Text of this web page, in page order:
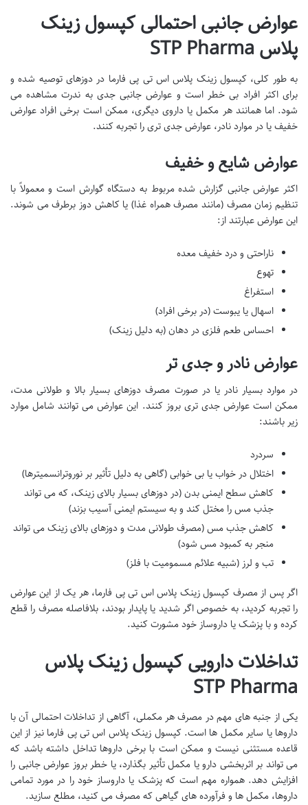
عوارض جانبی احتمالی کپسول زینک
پلاس STP Pharma
به طور کلی، کپسول زینک پلاس اس تی پی فارما در دوزهای توصیه شده و
برای اکثر افراد بی خطر است و عوارض جانبی جدی به ندرت مشاهده می
شود. اما همانند هر مکمل یا داروی دیگری، ممکن است برخی افراد عوارض
خفیف یا در موارد نادر، عوارض جدی تری را تجربه کنند.
عوارض شایع و خفیف
اکثر عوارض جانبی گزارش شده مربوط به دستگاه گوارش است و معمولاً با
تنظیم زمان مصرف (مانند مصرف همراه غذا) یا کاهش دوز برطرف می شوند.
این عوارض عبارتند از:
ناراحتی و درد خفیف معده
تهوع
استفراغ
اسهال یا یبوست (در برخی افراد)
احساس طعم فلزی در دهان (به دلیل زینک)
عوارض نادر و جدی تر
در موارد بسیار نادر یا در صورت مصرف دوزهای بسیار بالا و طولانی مدت،
ممکن است عوارض جدی تری بروز کنند. این عوارض می توانند شامل موارد
زیر باشند:
سردرد
اختلال در خواب یا بی خوابی (گاهی به دلیل تأثیر بر نوروترانسمیترها)
کاهش سطح ایمنی بدن (در دوزهای بسیار بالای زینک، که می تواند
جذب مس را مختل کند و به سیستم ایمنی آسیب بزند)
کاهش جذب مس (مصرف طولانی مدت و دوزهای بالای زینک می تواند
منجر به کمبود مس شود)
تب و لرز (شبیه علائم مسمومیت با فلز)
اگر پس از مصرف کپسول زینک پلاس اس تی پی فارما، هر یک از این عوارض
را تجربه کردید، به خصوص اگر شدید یا پایدار بودند، بلافاصله مصرف را قطع
کرده و با پزشک یا داروساز خود مشورت کنید.
تداخلات دارویی کپسول زینک پلاس
STP Pharma
یکی از جنبه های مهم در مصرف هر مکملی، آگاهی از تداخلات احتمالی آن با
داروها یا سایر مکمل ها است. کپسول زینک پلاس اس تی پی فارما نیز از این
قاعده مستثنی نیست و ممکن است با برخی داروها تداخل داشته باشد که
می تواند بر اثربخشی دارو یا مکمل تأثیر بگذارد، یا خطر بروز عوارض جانبی را
افزایش دهد. همواره مهم است که پزشک یا داروساز خود را در مورد تمامی
داروها، مکمل ها و فرآورده های گیاهی که مصرف می کنید، مطلع سازید.